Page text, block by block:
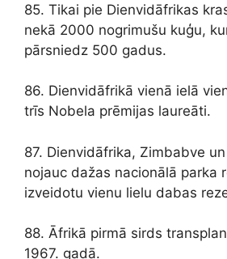
85. Tikai pie Dienvidāfrikas
nekā 2000 nogrimušu kuģu,
pārsniedz 500 gadus.
86. Dienvidāfrikā vienā ielā
trīs Nobela prēmijas laureāti.
87. Dienvidāfrika, Zimbabve
nojauc dažas nacionālā parka
izveidotu vienu lielu dabas
88. Āfrikā pirmā sirds
1967. gadā.